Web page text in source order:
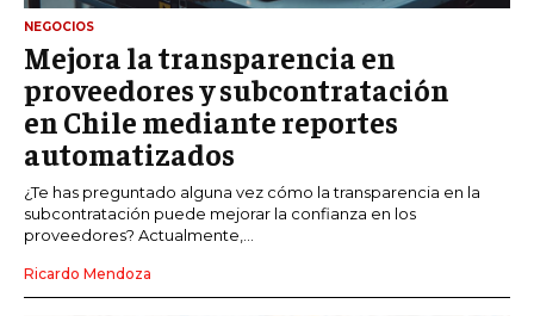
NEGOCIOS
Mejora la transparencia en
proveedores y subcontratación
en Chile mediante reportes
automatizados
¿Te has preguntado alguna vez cómo la transparencia en la
subcontratación puede mejorar la confianza en los
proveedores? Actualmente,...
Ricardo Mendoza